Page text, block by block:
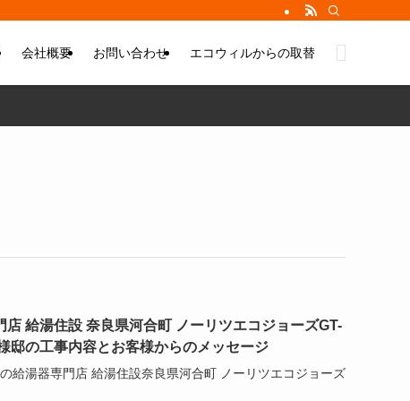
会社概要 お問い合わせ エコウィルからの取替
店 給湯住設 奈良県河合町 ノーリツエコジョーズGT-
邸の工事内容とお客様からのメッセージ
給湯器専門店 給湯住設奈良県河合町 ノーリツエコジョーズ